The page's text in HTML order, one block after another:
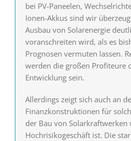
bei PV-Paneelen,
Ionen-Akkus sind wir
Ausbau von Solarenergie
voranschreiten wird, als es
Prognosen vermuten lassen.
werden die großen Profiteure
Entwicklung sein.
Allerdings zeigt sich auch an
Finanzkonstruktionen für
der Bau von Solarkraftwerken
Hochrisikogeschäft ist. Die